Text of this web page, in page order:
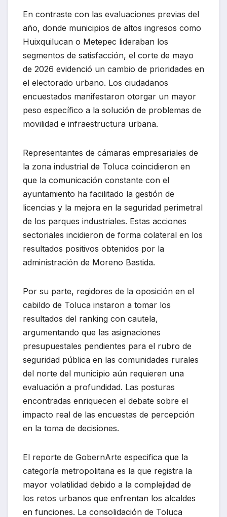
En contraste con las evaluaciones previas del
año, donde municipios de altos ingresos como
Huixquilucan o Metepec lideraban los
segmentos de satisfacción, el corte de mayo
de 2026 evidenció un cambio de prioridades en
el electorado urbano. Los ciudadanos
encuestados manifestaron otorgar un mayor
peso específico a la solución de problemas de
movilidad e infraestructura urbana.
Representantes de cámaras empresariales de
la zona industrial de Toluca coincidieron en
que la comunicación constante con el
ayuntamiento ha facilitado la gestión de
licencias y la mejora en la seguridad perimetral
de los parques industriales. Estas acciones
sectoriales incidieron de forma colateral en los
resultados positivos obtenidos por la
administración de Moreno Bastida.
Por su parte, regidores de la oposición en el
cabildo de Toluca instaron a tomar los
resultados del ranking con cautela,
argumentando que las asignaciones
presupuestales pendientes para el rubro de
seguridad pública en las comunidades rurales
del norte del municipio aún requieren una
evaluación a profundidad. Las posturas
encontradas enriquecen el debate sobre el
impacto real de las encuestas de percepción
en la toma de decisiones.
El reporte de GobernArte especifica que la
categoría metropolitana es la que registra la
mayor volatilidad debido a la complejidad de
los retos urbanos que enfrentan los alcaldes
en funciones. La consolidación de Toluca